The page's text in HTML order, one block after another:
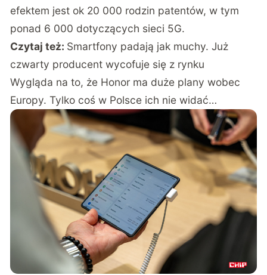
efektem jest ok 20 000 rodzin patentów, w tym
ponad 6 000 dotyczących sieci 5G.
Czytaj też: Smartfony padają jak muchy. Już
czwarty producent wycofuje się z rynku
Wygląda na to, że Honor ma duże plany wobec
Europy. Tylko coś w Polsce ich nie widać…